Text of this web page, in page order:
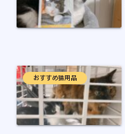
おすすめ猫用品